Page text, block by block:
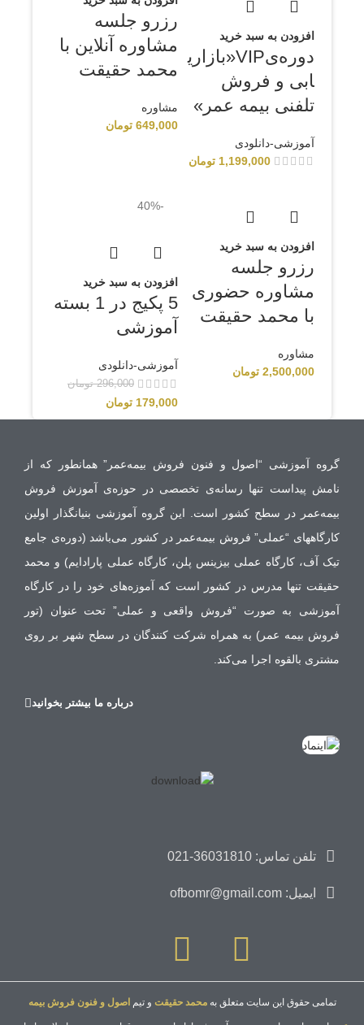
افزودن به سبد خرید
دوره‌یVIP«بازاری
ابی و فروش
تلفنی بیمه عمر»
آموزشی-دانلودی
1,199,000 تومان
رزرو جلسه
مشاوره‌ آنلاین با
محمد حقیقت
مشاوره‌
649,000 تومان
افزودن به سبد خرید
رزرو جلسه
مشاوره‌ حضوری
با محمد حقیقت
مشاوره‌
2,500,000 تومان
-40%
افزودن به سبد خرید
5 پکیج در 1 بسته
آموزشی
آموزشی-دانلودی
296,000 تومان
179,000 تومان
گروه آموزشی “اصول و فنون فروش بیمه‌عمر” همانطور که از
نامش پیداست تنها رسانه‌ی تخصصی در حوزه‌‌ی آموزش فروش
بیمه‌عمر در سطح کشور است. این گروه آموزشی بنیانگذار اولین
کارگاههای “عملی” فروش بیمه‌عمر در کشور می‌باشد (دوره‌ی جامع
تیک آف، کارگاه عملی بیزینس پلن، کارگاه عملی پارادایم) و محمد
حقیقت تنها مدرس در کشور است که آموزه‌های خود را در کارگاه
آموزشی به صورت “فروش واقعی و عملی” تحت عنوان (تور
فروش بیمه عمر) به همراه شرکت کنندگان در سطح شهر بر روی
مشتری بالقوه اجرا می‌کند.
درباره ما بیشتر بخوانید
تلفن تماس: 36031810-021
ایمیل: ofbomr@gmail.com
تمامی حقوق این سایت متعلق بهمحمد حقیقت و تیم اصول و فنون فروش بیمه